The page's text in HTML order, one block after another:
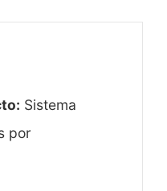
Sistema
por